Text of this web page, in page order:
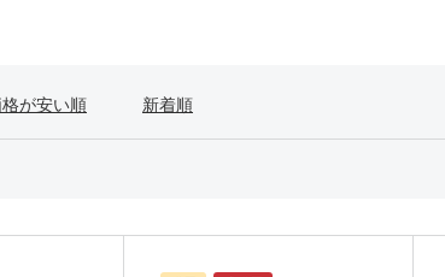
が安い順 新着順